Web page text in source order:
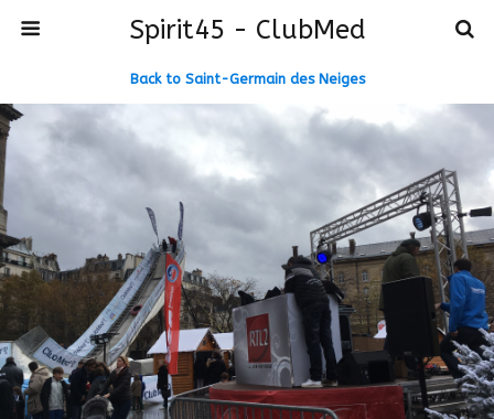
Spirit45 - ClubMed
Back to Saint-Germain des Neiges